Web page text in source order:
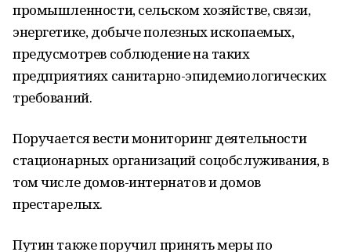
промышленности, сельском хозяйстве, связи,
энергетике, добыче полезных ископаемых,
предусмотрев соблюдение на таких
предприятиях санитарно-эпидемиологических
требований.
Поручается вести мониторинг деятельности
стационарных организаций соцобслуживания, в
том числе домов-интернатов и домов
престарелых.
Путин также поручил принять меры по